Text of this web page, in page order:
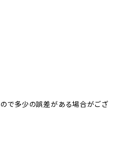
で多少の誤差がある場合がござ